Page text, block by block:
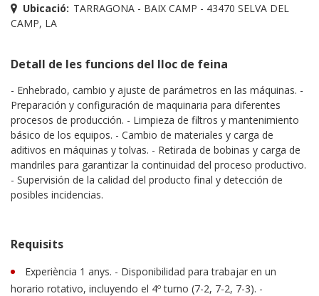
Ubicació: TARRAGONA - BAIX CAMP - 43470 SELVA DEL
CAMP, LA
Detall de les funcions del lloc de feina
- Enhebrado, cambio y ajuste de parámetros en las máquinas. -
Preparación y configuración de maquinaria para diferentes
procesos de producción. - Limpieza de filtros y mantenimiento
básico de los equipos. - Cambio de materiales y carga de
aditivos en máquinas y tolvas. - Retirada de bobinas y carga de
mandriles para garantizar la continuidad del proceso productivo.
- Supervisión de la calidad del producto final y detección de
posibles incidencias.
Requisits
Experiència 1 anys. - Disponibilidad para trabajar en un
horario rotativo, incluyendo el 4º turno (7-2, 7-2, 7-3). -